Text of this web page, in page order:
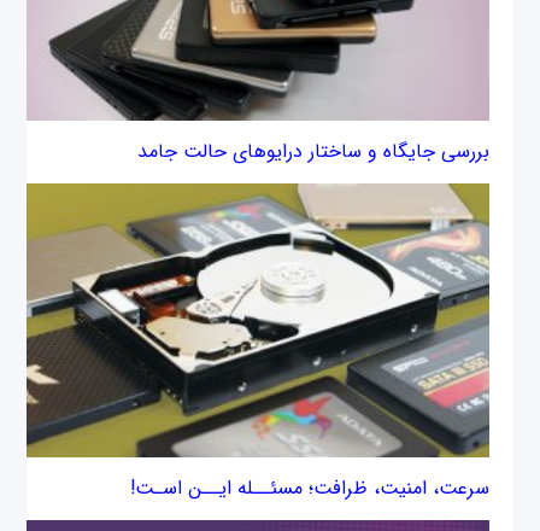
بررسی جایگاه و ساختار درایوهای حالت جامد
سرعت، امنیت، ظرافت؛ مسئــله ایــن اسـت!